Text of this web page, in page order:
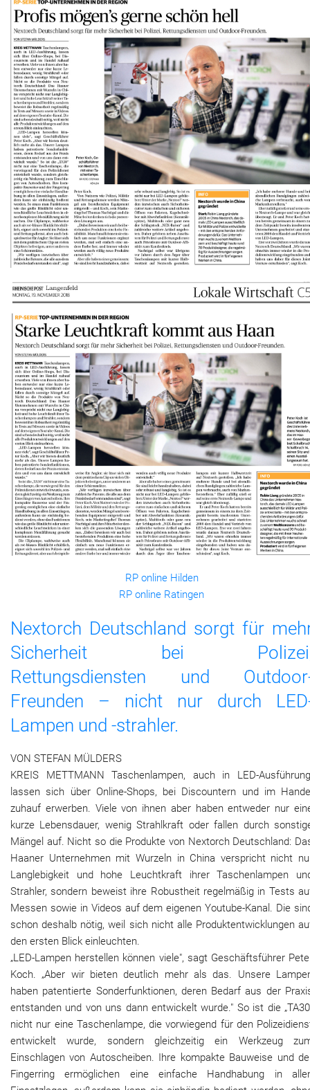
RP online Hilden
RP online Ratingen
Nextorch Deutschland sorgt für
Sicherheit bei
Rettungsdiensten und
Freunden – nicht nur durch
Lampen und -strahler.
VON STEFAN MÜLDERS
KREIS METTMANN Taschenlampen, auch in LED-
lassen sich über Online-Shops, bei Discountern und im
zuhauf erwerben. Viele von ihnen aber haben entweder nur
kurze Lebensdauer, wenig Strahlkraft oder fallen durch
Mängel auf. Nicht so die Produkte von Nextorch Deutschland:
Haaner Unternehmen mit Wurzeln in China verspricht nicht
Langlebigkeit und hohe Leuchtkraft ihrer Taschenlampen
Strahler, sondern beweist ihre Robustheit regelmäßig in Tests
Messen sowie in Videos auf dem eigenen Youtube-Kanal. Die
schon deshalb nötig, weil sich nicht alle Produktentwicklungen
den ersten Blick einleuchten.
„LED-Lampen herstellen können viele", sagt Geschäftsführer
Koch. „Aber wir bieten deutlich mehr als das. Unsere
haben patentierte Sonderfunktionen, deren Bedarf aus der
entstanden und von uns dann entwickelt wurde." So ist die
nicht nur eine Taschenlampe, die vorwiegend für den
entwickelt wurde, sondern gleichzeitig ein Werkzeug
Einschlagen von Autoscheiben. Ihre kompakte Bauweise und
Fingerring ermöglichen eine einfache Handhabung in